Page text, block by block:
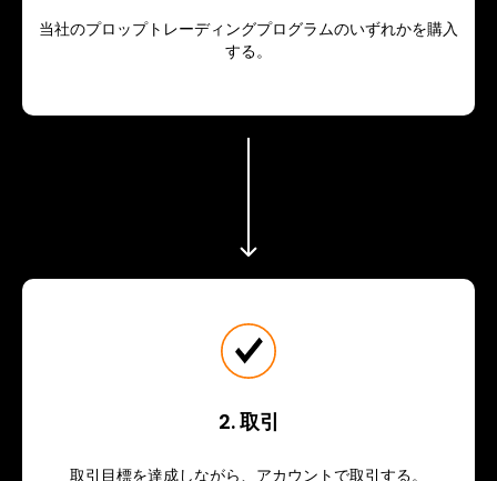
当社のプロップトレーディングプログラムのいずれかを購入
する。
2. 取引
取引目標を達成しながら、アカウントで取引する。